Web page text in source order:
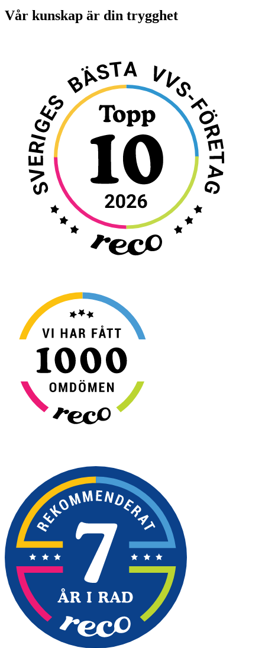
Vår kunskap är din trygghet